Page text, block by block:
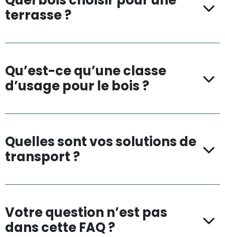
terrasse ?
Qu’est-ce qu’une classe
d’usage pour le bois ?
Quelles sont vos solutions de
transport ?
Votre question n’est pas
dans cette FAQ ?